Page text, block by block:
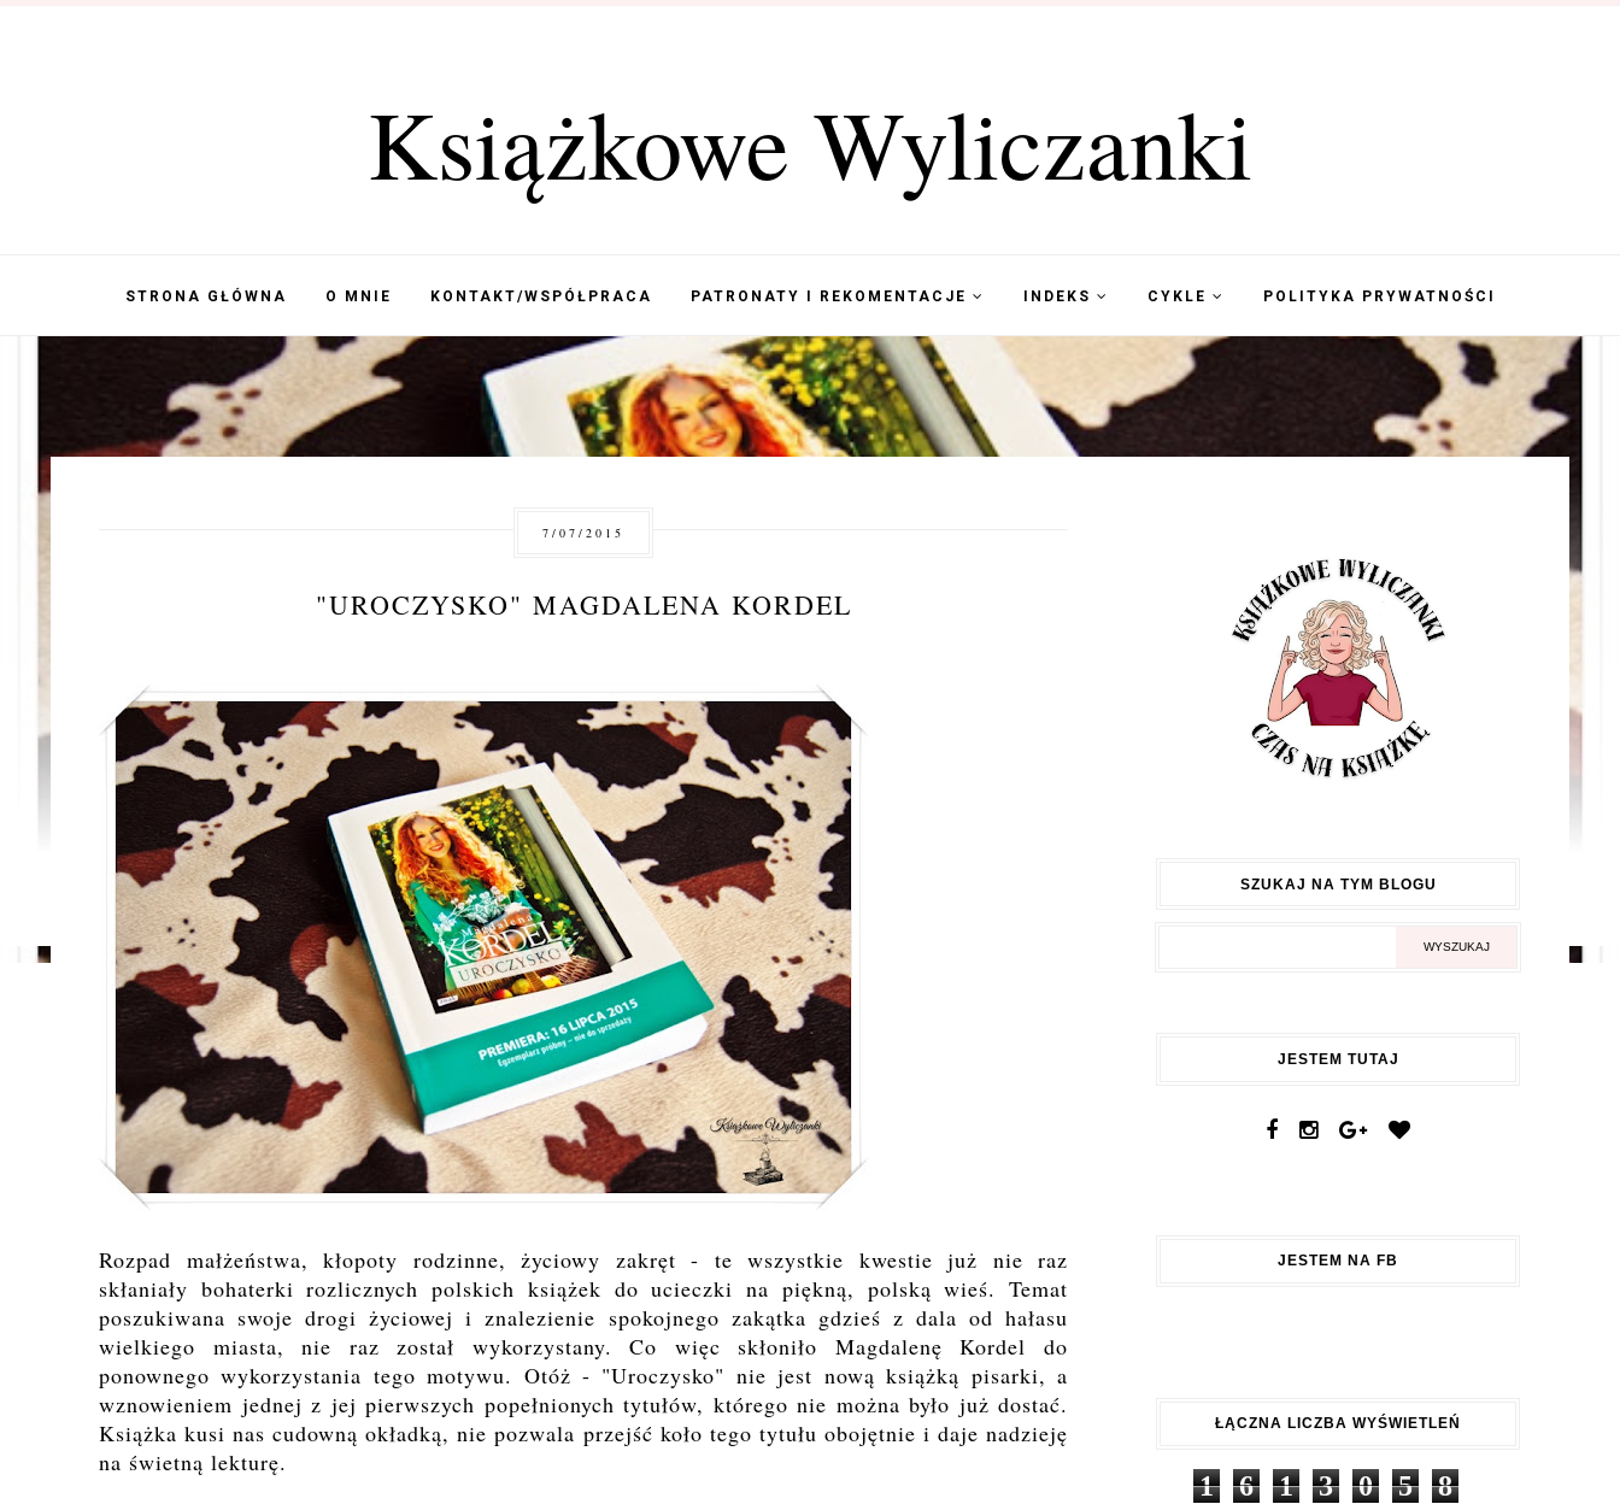
Książkowe Wyliczanki
STRONA GŁÓWNA O MNIE KONTAKT/WSPÓŁPRACA PATRONATY I REKOMENTACJE INDEKS CYKLE POLITYKA PRYWATNOŚCI
7/07/2015
"UROCZYSKO" MAGDALENA KORDEL
Rozpad małżeństwa, kłopoty rodzinne, życiowy zakręt - te wszystkie kwestie już nie raz
skłaniały bohaterki rozlicznych polskich książek do ucieczki na piękną, polską wieś. Temat
poszukiwana swoje drogi życiowej i znalezienie spokojnego zakątka gdzieś z dala od hałasu
wielkiego miasta, nie raz został wykorzystany. Co więc skłoniło Magdalenę Kordel do
ponownego wykorzystania tego motywu. Otóż - "Uroczysko" nie jest nową książką pisarki, a
wznowieniem jednej z jej pierwszych popełnionych tytułów, którego nie można było już dostać.
Książka kusi nas cudowną okładką, nie pozwala przejść koło tego tytułu obojętnie i daje nadzieję
na świetną lekturę.
SZUKAJ NA TYM BLOGU
JESTEM TUTAJ
JESTEM NA FB
ŁĄCZNA LICZBA WYŚWIETLEŃ
1 6 1 3 0 5 8